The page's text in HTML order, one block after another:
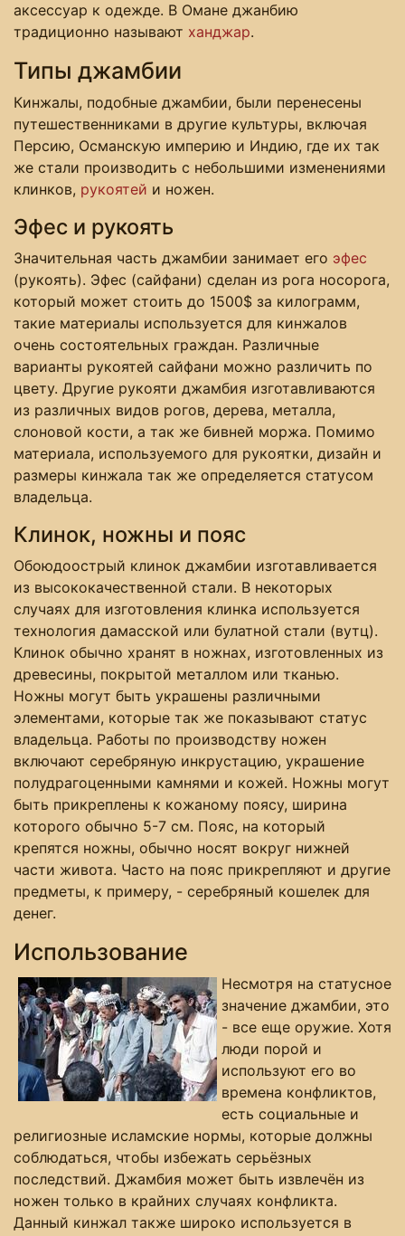
аксессуар к одежде. В Омане джанбию
традиционно называют ханджар.
Типы джамбии
Кинжалы, подобные джамбии, были перенесены
путешественниками в другие культуры, включая
Персию, Османскую империю и Индию, где их так
же стали производить с небольшими изменениями
клинков, рукоятей и ножен.
Эфес и рукоять
Значительная часть джамбии занимает его эфес
(рукоять). Эфес (сайфани) сделан из рога носорога,
который может стоить до 1500$ за килограмм,
такие материалы используется для кинжалов
очень состоятельных граждан. Различные
варианты рукоятей сайфани можно различить по
цвету. Другие рукояти джамбия изготавливаются
из различных видов рогов, дерева, металла,
слоновой кости, а так же бивней моржа. Помимо
материала, используемого для рукоятки, дизайн и
размеры кинжала так же определяется статусом
владельца.
Клинок, ножны и пояс
Обоюдоострый клинок джамбии изготавливается
из высококачественной стали. В некоторых
случаях для изготовления клинка используется
технология дамасской или булатной стали (вутц).
Клинок обычно хранят в ножнах, изготовленных из
древесины, покрытой металлом или тканью.
Ножны могут быть украшены различными
элементами, которые так же показывают статус
владельца. Работы по производству ножен
включают серебряную инкрустацию, украшение
полудрагоценными камнями и кожей. Ножны могут
быть прикреплены к кожаному поясу, ширина
которого обычно 5-7 см. Пояс, на который
крепятся ножны, обычно носят вокруг нижней
части живота. Часто на пояс прикрепляют и другие
предметы, к примеру, - серебряный кошелек для
денег.
Использование
Несмотря на статусное
значение джамбии, это
- все еще оружие. Хотя
люди порой и
используют его во
времена конфликтов,
есть социальные и
религиозные исламские нормы, которые должны
соблюдаться, чтобы избежать серьёзных
последствий. Джамбия может быть извлечён из
ножен только в крайних случаях конфликта.
Данный кинжал также широко используется в